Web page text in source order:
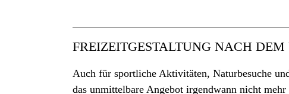
FREIZEITGESTALTUNG NACH
Auch für sportliche Aktivitäten, Naturbesuche
das unmittelbare Angebot irgendwann nicht